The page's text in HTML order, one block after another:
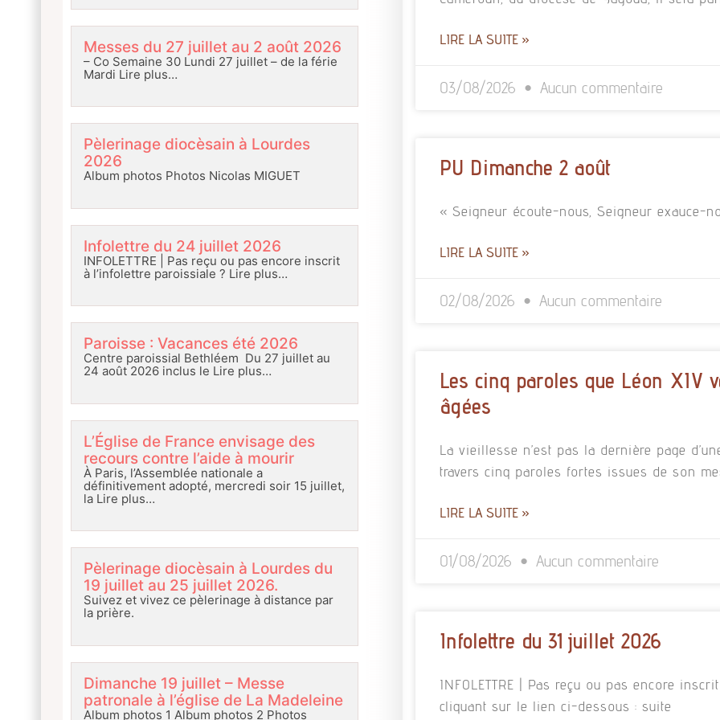
Messes du 27 juillet au 2 août 2026
– Co Semaine 30 Lundi 27 juillet – de la férie
Mardi Lire plus…
Pèlerinage diocèsain à Lourdes
2026
Album photos Photos Nicolas MIGUET
Infolettre du 24 juillet 2026
INFOLETTRE | Pas reçu ou pas encore inscrit
à l’infolettre paroissiale ? Lire plus…
Paroisse : Vacances été 2026
Centre paroissial Bethléem Du 27 juillet au
24 août 2026 inclus le Lire plus…
L’Église de France envisage des
recours contre l’aide à mourir
À Paris, l’Assemblée nationale a
définitivement adopté, mercredi soir 15 juillet,
la Lire plus…
Pèlerinage diocèsain à Lourdes du
19 juillet au 25 juillet 2026.
Suivez et vivez ce pèlerinage à distance par
la prière.
Dimanche 19 juillet – Messe
patronale à l’église de La Madeleine
Album photos 1 Album photos 2 Photos
LIRE LA SUITE »
03/08/2026 Aucun commentaire
PU Dimanche 2 août
« Seigneur écoute-nous, Seigneur exauce-
LIRE LA SUITE »
02/08/2026 Aucun commentaire
Les cinq paroles que Léon XIV
âgées
La vieillesse n’est pas la dernière page
travers cinq paroles fortes issues de son
LIRE LA SUITE »
01/08/2026 Aucun commentaire
Infolettre du 31 juillet 2026
INFOLETTRE | Pas reçu ou pas encore
cliquant sur le lien ci-dessous : suite